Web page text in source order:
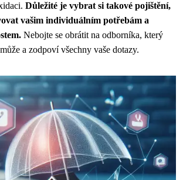
Důležité je vybrat si takové pojištění,
vašim individuálním potřebám a
Nebojte se obrátit na odborníka, který
a zodpoví všechny vaše dotazy.